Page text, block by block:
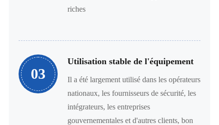
riches
03
Utilisation stable de l'équipement
Il a été largement utilisé dans les opérateurs
nationaux, les fournisseurs de sécurité, les
intégrateurs, les entreprises
gouvernementales et d'autres clients, bon